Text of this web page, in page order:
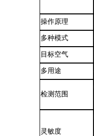
操作原理
多种模式
目标空气
多用途
检测范围
灵敏度